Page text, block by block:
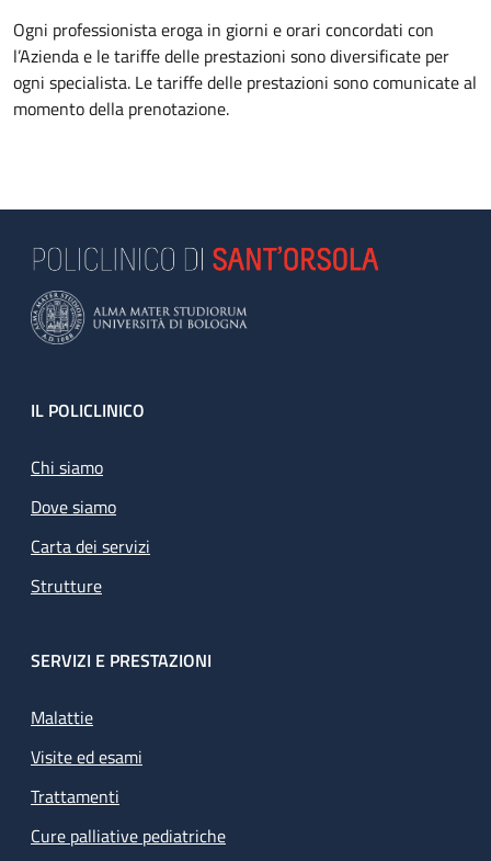
Ogni professionista eroga in giorni e orari concordati con
l’Azienda e le tariffe delle prestazioni sono diversificate per
ogni specialista. Le tariffe delle prestazioni sono comunicate al
momento della prenotazione.
Footer
IL POLICLINICO
Chi siamo
Dove siamo
Carta dei servizi
Strutture
SERVIZI E PRESTAZIONI
Malattie
Visite ed esami
Trattamenti
Cure palliative pediatriche